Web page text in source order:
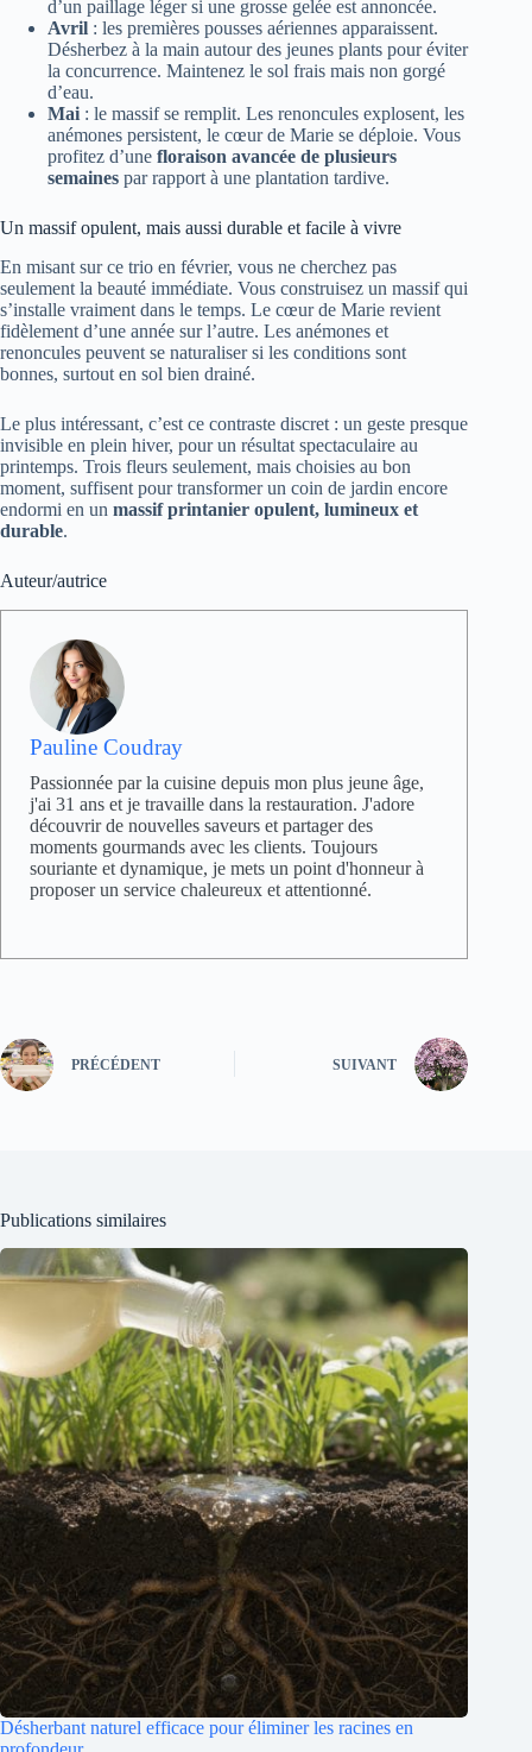
d’un paillage léger si une grosse gelée est annoncée.
Avril : les premières pousses aériennes apparaissent.
Désherbez à la main autour des jeunes plants pour éviter
la concurrence. Maintenez le sol frais mais non gorgé
d’eau.
Mai : le massif se remplit. Les renoncules explosent, les
anémones persistent, le cœur de Marie se déploie. Vous
profitez d’une floraison avancée de plusieurs
semaines par rapport à une plantation tardive.
Un massif opulent, mais aussi durable et facile à vivre
En misant sur ce trio en février, vous ne cherchez pas
seulement la beauté immédiate. Vous construisez un massif qui
s’installe vraiment dans le temps. Le cœur de Marie revient
fidèlement d’une année sur l’autre. Les anémones et
renoncules peuvent se naturaliser si les conditions sont
bonnes, surtout en sol bien drainé.
Le plus intéressant, c’est ce contraste discret : un geste presque
invisible en plein hiver, pour un résultat spectaculaire au
printemps. Trois fleurs seulement, mais choisies au bon
moment, suffisent pour transformer un coin de jardin encore
endormi en un massif printanier opulent, lumineux et
durable.
Auteur/autrice
Pauline Coudray
Passionnée par la cuisine depuis mon plus jeune âge,
j'ai 31 ans et je travaille dans la restauration. J'adore
découvrir de nouvelles saveurs et partager des
moments gourmands avec les clients. Toujours
souriante et dynamique, je mets un point d'honneur à
proposer un service chaleureux et attentionné.
PRÉCÉDENT SUIVANT
Publications similaires
Désherbant naturel efficace pour éliminer les racines en